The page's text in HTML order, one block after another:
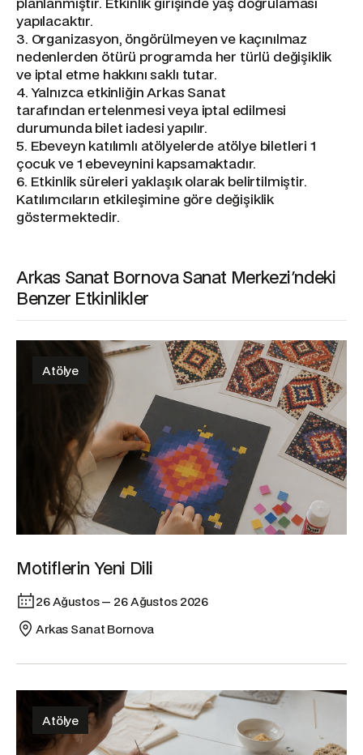
yapılacaktır.
3. Organizasyon, öngörülmeyen ve kaçınılmaz
nedenlerden ötürü programda her türlü değişiklik
ve iptal etme hakkını saklı tutar.
4. Yalnızca etkinliğin Arkas Sanat
tarafından ertelenmesi veya iptal edilmesi
durumunda bilet iadesi yapılır.
5. Ebeveyn katılımlı atölyelerde atölye biletleri 1
çocuk ve 1 ebeveynini kapsamaktadır.
6. Etkinlik süreleri yaklaşık olarak belirtilmiştir.
Katılımcıların etkileşimine göre değişiklik
göstermektedir.
Arkas Sanat Bornova Sanat Merkezi'ndeki
Benzer Etkinlikler
Atölye
Motiflerin Yeni Dili
26 Ağustos — 26 Ağustos 2026
Arkas Sanat Bornova
Atölye